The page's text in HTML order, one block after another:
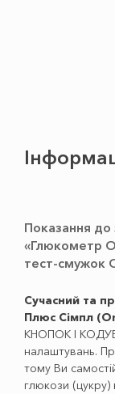
Показання до
«Глюкометр
тест-смужок
Сучасний та
Плюс Сімпл
КНОПОК І
налаштувань.
тому Ви
глюкози